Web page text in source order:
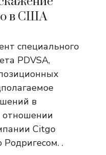
в США
специального
PDVSA,
в
Citgo
.